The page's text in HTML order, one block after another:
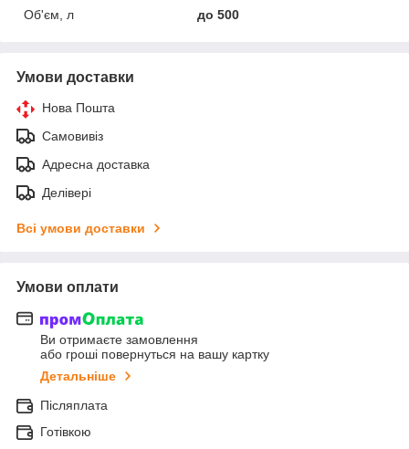
Об'єм, л
до 500
Умови доставки
Нова Пошта
Самовивіз
Адресна доставка
Делівері
Всі умови доставки
Умови оплати
Ви отримаєте замовлення
або гроші повернуться на вашу картку
Детальніше
Післяплата
Готівкою